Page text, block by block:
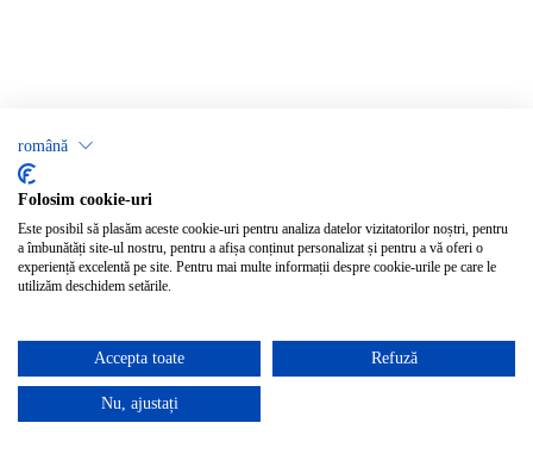
română
Folosim cookie-uri
Este posibil să plasăm aceste cookie-uri pentru analiza datelor vizitatorilor noștri, pentru
a îmbunătăți site-ul nostru, pentru a afișa conținut personalizat și pentru a vă oferi o
experiență excelentă pe site. Pentru mai multe informații despre cookie-urile pe care le
utilizăm deschidem setările.
Accepta toate Refuză
Nu, ajustați